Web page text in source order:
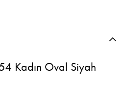
Kadın Oval Siyah